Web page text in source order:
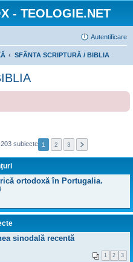
- TEOLOGIE.NET
Autentificare
SFÂNTA SCRIPTURĂ / BIBLIA
subiecte 1 2 3
ortodoxă în Portugalia.
sinodală recentă
1 2 3